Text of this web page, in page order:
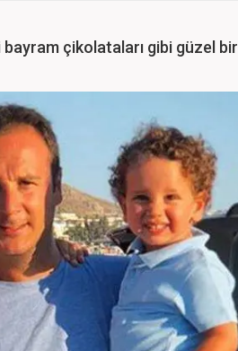
bayram çikolataları gibi güzel bir